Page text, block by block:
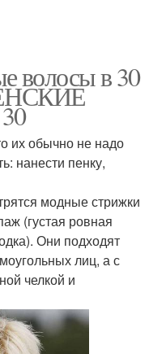
волосы в 30
их обычно не надо
нанести пенку,
модные стрижки
(густая ровная
Они подходят
лиц, а с
челкой и